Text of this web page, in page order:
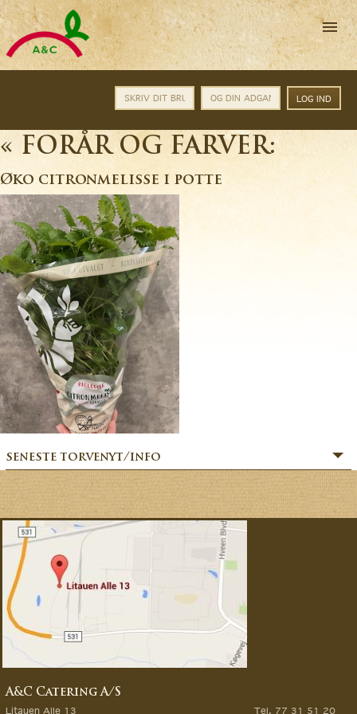
A&C
Catering
A/S
-
Altid
rigtige
priserHJEM
PROFIL
PRODUKTINFO
« FORÅR OG FARVER:
Øko citronmelisse i potte
seneste torvenyt/info
» SOMMERHILSEN:
» BÆR-FEKT SOMMER!
» MERE MARKVÆRK MAGI:
» Sommerfesten er i gang:
» MAGIEN FRA MARKVÆRK:
» VORES EVENTYRLIGE VERDEN:
» FORÅRSFESTEN ER I GANG:
A&C Catering A/S
Litauen Alle 13
Tel. 77 31 51 20